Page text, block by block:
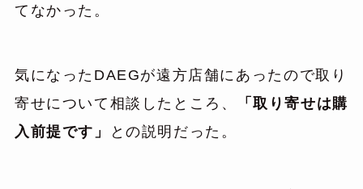
てなかった。
気になったDAEGが遠方店舗にあったので取り
寄せについて相談したところ、
「取り寄せは購
入前提です」
との説明だった。